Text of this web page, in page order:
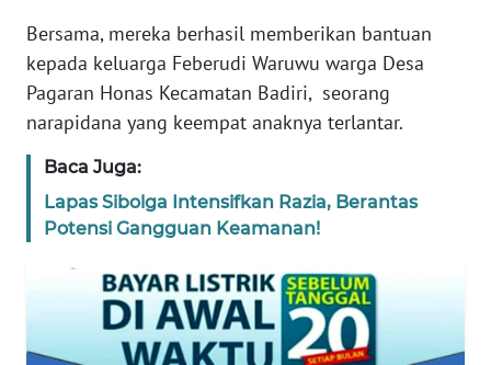
Bersama, mereka berhasil memberikan bantuan
kepada keluarga Feberudi Waruwu warga Desa
Pagaran Honas Kecamatan Badiri, seorang
narapidana yang keempat anaknya terlantar.
Baca Juga:
Lapas Sibolga Intensifkan Razia, Berantas
Potensi Gangguan Keamanan!
DISCLAIMER
Wahana
Regional
WN
SUMUT